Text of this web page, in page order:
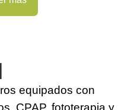
equipados con
CPAP, fototerapia y